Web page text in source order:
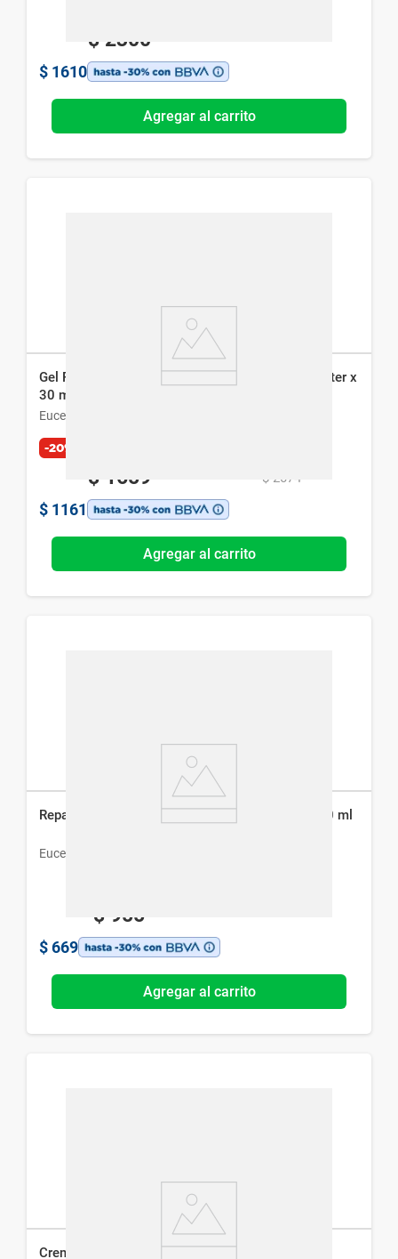
$ 2300
$ 1610
Agregar al carrito
Gel Facial Eucerin Hyaluron Filler Hydrating Booster x
30 ml
Eucerin
-20%
$ 1659 $ 2074
$ 1161
Agregar al carrito
Reparador de Labios Eucerin S.O.S Aquaphor x 10 ml
Eucerin
$ 955
$ 669
Agregar al carrito
Crema Facial CeraVe Creamy Cleanser x 236 ml